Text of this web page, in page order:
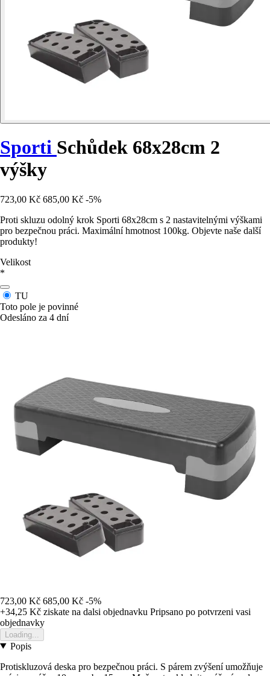
Sporti Schůdek 68x28cm 2
výšky
723,00 Kč 685,00 Kč -5%
Proti skluzu odolný krok Sporti 68x28cm s 2 nastavitelnými výškami
pro bezpečnou práci. Maximální hmotnost 100kg. Objevte naše další
produkty!
Velikost
*
TU
Toto pole je povinné
Odesláno za 4 dní
723,00 Kč 685,00 Kč -5%
+34,25 Kč ziskate na dalsi objednavku Pripsano po potvrzeni vasi
objednavky
Loading...
Popis
Protiskluzová deska pro bezpečnou práci. S párem zvýšení umožňuje